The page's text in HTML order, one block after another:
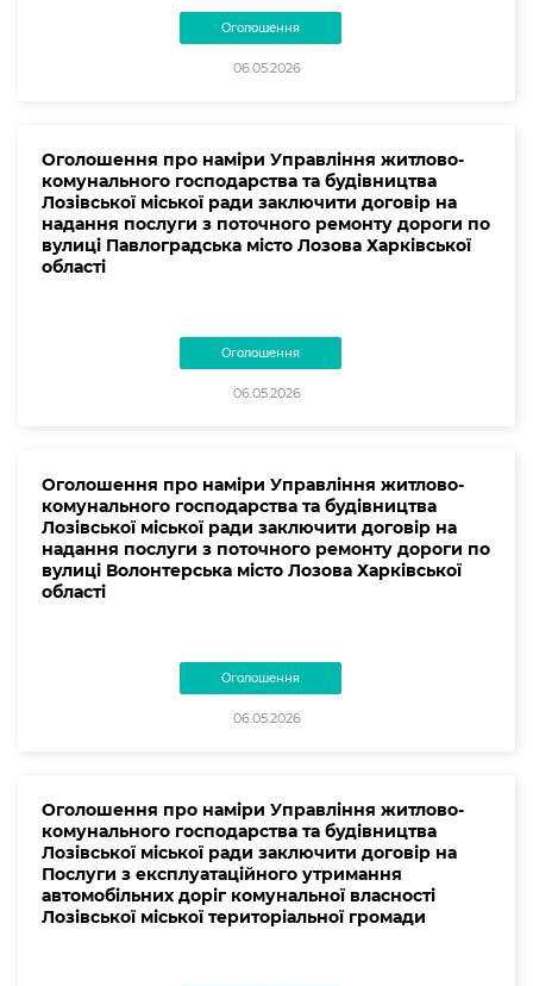
Оголошення
06.05.2026
Оголошення про наміри Управління житлово-
комунального господарства та будівництва
Лозівської міської ради заключити договір на
надання послуги з поточного ремонту дороги по
вулиці Павлоградська місто Лозова Харківської
області
Оголошення
06.05.2026
Оголошення про наміри Управління житлово-
комунального господарства та будівництва
Лозівської міської ради заключити договір на
надання послуги з поточного ремонту дороги по
вулиці Волонтерська місто Лозова Харківської
області
Оголошення
06.05.2026
Оголошення про наміри Управління житлово-
комунального господарства та будівництва
Лозівської міської ради заключити договір на
Послуги з експлуатаційного утримання
автомобільних доріг комунальної власності
Лозівської міської територіальної громади